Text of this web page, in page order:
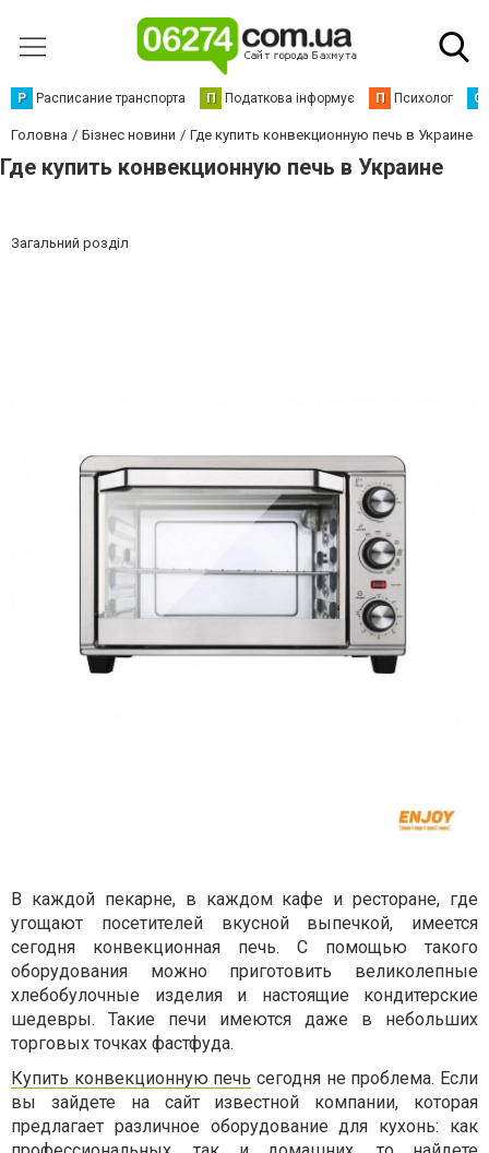
Р Расписание транспорта П Податкова інформує П Психолог С
Головна Бізнес новини Где купить конвекционную печь в Украине
Где купить конвекционную печь в Украине
Загальний розділ
В каждой пекарне, в каждом кафе и ресторане, где
угощают посетителей вкусной выпечкой, имеется
сегодня конвекционная печь. С помощью такого
оборудования можно приготовить великолепные
хлебобулочные изделия и настоящие кондитерские
шедевры. Такие печи имеются даже в небольших
торговых точках фастфуда.
Купить конвекционную печь сегодня не проблема. Если
вы зайдете на сайт известной компании, которая
предлагает различное оборудование для кухонь: как